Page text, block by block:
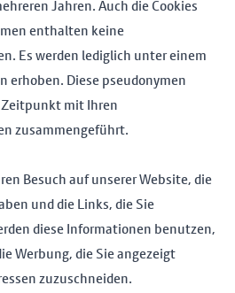
Jahren. Auch die Cookies
enthalten keine
Es werden lediglich unter einem
erhoben. Diese pseudonymen
mit Ihren
zusammengeführt.
Besuch auf unserer Website, die
und die Links, die Sie
diese Informationen benutzen,
Werbung, die Sie angezeigt
zuzuschneiden.